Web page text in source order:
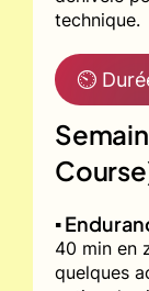
technique.
⏲
▪️
40 min en
quelques